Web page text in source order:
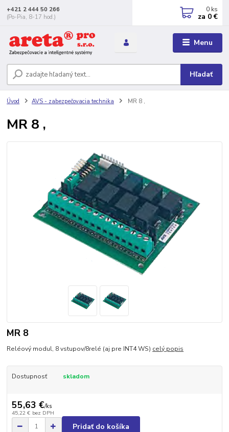
Menu
Hľadať
+421 2 444 50 266
(Po-Pia, 8-17 hod.)
0 ks
za 0 €
Úvod AVS - zabezpečovacia technika MR 8 ,
MR 8 ,
MR 8
Reléový modul, 8 vstupov/8relé (aj pre INT4 WS) celý popis
Dostupnosť skladom
55,63 €/ks
45,22 € bez DPH
Pridať do košíka